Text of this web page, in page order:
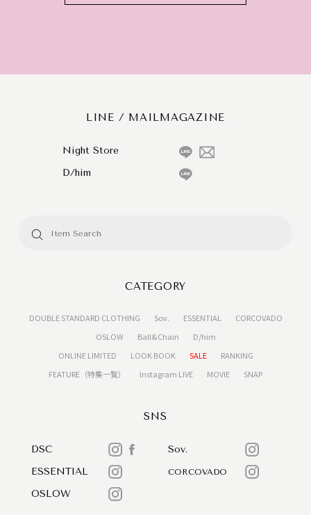
LINE / MAILMAGAZINE
Night Store
D/him
CATEGORY
DOUBLE STANDARD CLOTHING Sov. ESSENTIAL
CORCOVADO
OSLOW
Ball&Chain
D/him
ONLINE LIMITED
LOOK BOOK SALE
RANKING
FEATURE（特集一覧）
Instagram LIVE MOVIE SNAP
SNS
DSC
Sov.
ESSENTIAL
CORCOVADO
OSLOW